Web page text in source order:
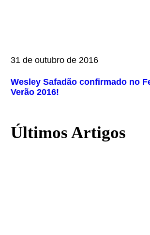
31 de outubro de 2016
Wesley Safadão confirmado no
Verão 2016!
Últimos Artigos